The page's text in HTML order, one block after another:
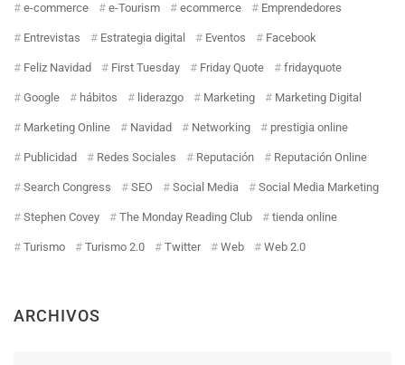
e-commerce e-Tourism ecommerce Emprendedores
Entrevistas Estrategia digital Eventos Facebook
Feliz Navidad First Tuesday Friday Quote fridayquote
Google hábitos liderazgo Marketing Marketing Digital
Marketing Online Navidad Networking prestigia online
Publicidad Redes Sociales Reputación Reputación Online
Search Congress SEO Social Media Social Media Marketing
Stephen Covey The Monday Reading Club tienda online
Turismo Turismo 2.0 Twitter Web Web 2.0
ARCHIVOS